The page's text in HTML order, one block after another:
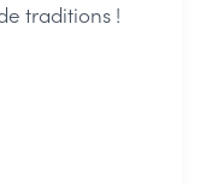
traditions !